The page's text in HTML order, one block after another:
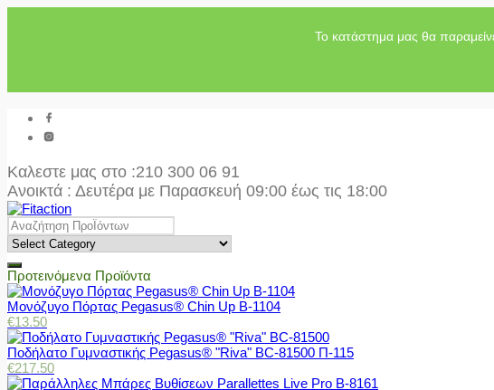
Το κατάστημα μας θα
Καλεστε μας στο :210 300 06 91
Ανοικτά : Δευτέρα με Παρασκευή 09:00 έως τις 18:00
Προτεινόμενα Προϊόντα
Μονόζυγο Πόρτας Pegasus® Chin Up Β-1104
€13.50
Ποδήλατο Γυμναστικής Pegasus® "Riva" BC-81500 Π-115
€217.50